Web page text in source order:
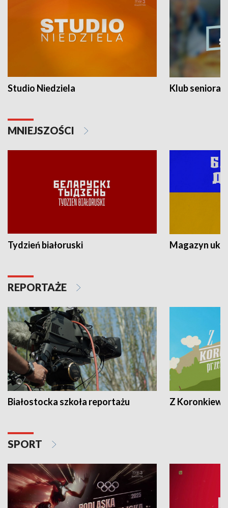
Studio Niedziela Klub seniora
MNIEJSZOŚCI
Tydzień białoruski Magazyn
REPORTAŻE
Białostocka szkoła reportażu Z
SPORT